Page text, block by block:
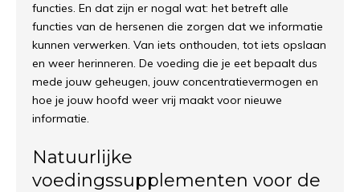
functies. En dat zijn er nogal wat: het betreft alle
functies van de hersenen die zorgen dat we informatie
kunnen verwerken. Van iets onthouden, tot iets opslaan
en weer herinneren. De voeding die je eet bepaalt dus
mede jouw geheugen, jouw concentratievermogen en
hoe je jouw hoofd weer vrij maakt voor nieuwe
informatie.
Natuurlijke
voedingssupplementen voor de